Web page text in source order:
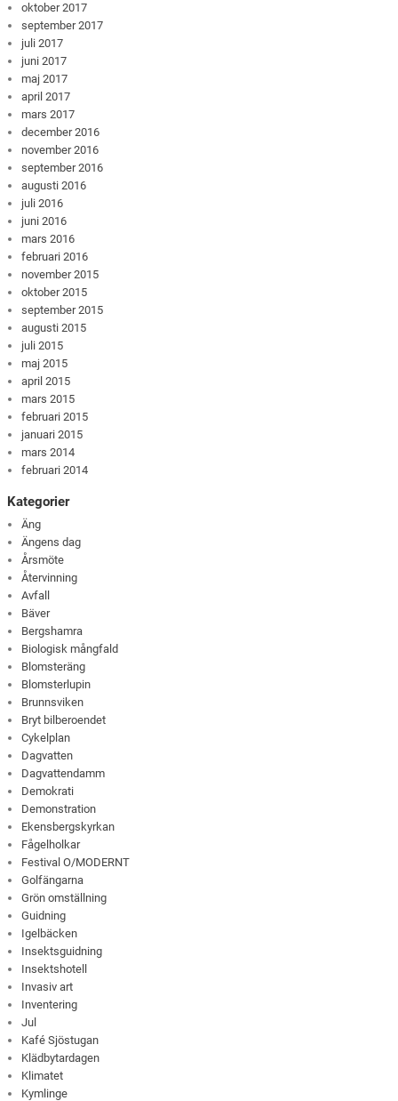
oktober 2017
september 2017
juli 2017
juni 2017
maj 2017
april 2017
mars 2017
december 2016
november 2016
september 2016
augusti 2016
juli 2016
juni 2016
mars 2016
februari 2016
november 2015
oktober 2015
september 2015
augusti 2015
juli 2015
maj 2015
april 2015
mars 2015
februari 2015
januari 2015
mars 2014
februari 2014
Kategorier
Äng
Ängens dag
Årsmöte
Återvinning
Avfall
Bäver
Bergshamra
Biologisk mångfald
Blomsteräng
Blomsterlupin
Brunnsviken
Bryt bilberoendet
Cykelplan
Dagvatten
Dagvattendamm
Demokrati
Demonstration
Ekensbergskyrkan
Fågelholkar
Festival O/MODERNT
Golfängarna
Grön omställning
Guidning
Igelbäcken
Insektsguidning
Insektshotell
Invasiv art
Inventering
Jul
Kafé Sjöstugan
Klädbytardagen
Klimatet
Kymlinge